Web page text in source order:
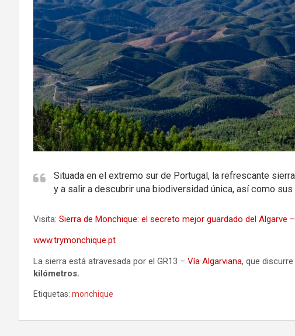
Situada en el extremo sur de Portugal, la refrescante
y a salir a descubrir una biodiversidad única, así como
Visita: Sierra de Monchique: el secreto mejor guardado del Algarve
www.trymonchique.pt
La sierra está atravesada por el GR13 – Vía Algarviana, que
kilómetros.
Etiquetas: monchique